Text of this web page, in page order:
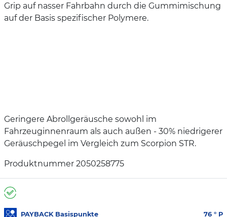
Grip auf nasser Fahrbahn durch die Gummimischung
auf der Basis spezifischer Polymere.
Geringere Abrollgeräusche sowohl im
Fahrzeuginnenraum als auch außen - 30% niedrigerer
Geräuschpegel im Vergleich zum Scorpion STR.
Produktnummer 2050258775
PAYBACK Basispunkte 76 ° P